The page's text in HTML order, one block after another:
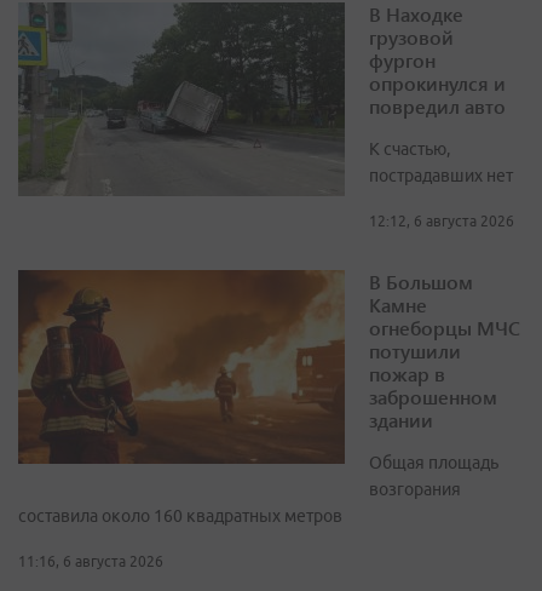
В Находке
грузовой
фургон
опрокинулся и
повредил авто
К счастью,
пострадавших нет
12:12, 6 августа 2026
В Большом
Камне
огнеборцы МЧС
потушили
пожар в
заброшенном
здании
Общая площадь
возгорания
составила около 160 квадратных метров
11:16, 6 августа 2026